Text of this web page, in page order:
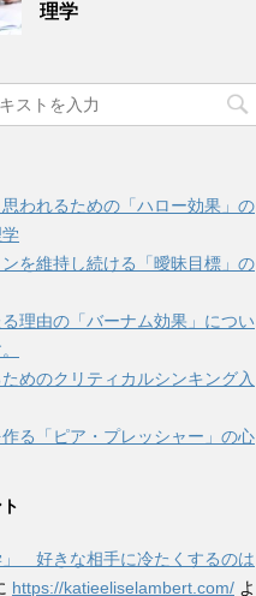
理学
われるための「ハロー効果」の
を維持し続ける「曖昧目標」の
理由の「バーナム効果」につい
めのクリティカルシンキング入
る「ピア・プレッシャー」の心
」 好きな相手に冷たくするのは
https://katieeliselambert.com/ よ